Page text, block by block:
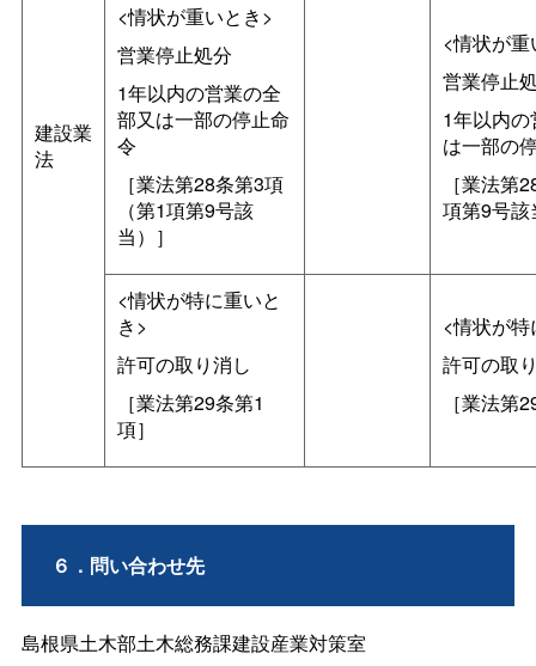
建設業
法
<情状が重いとき>
営業停止処分
1年以内の営業の全
部又は一部の停止命
令
［業法第28条第3項
（第1項第9号該
当）］
<情状が
営業停止
1年以内
は一部の
［業法第
項第9号該
<情状が特に重いと
き>
許可の取り消し
［業法第29条第1
項］
<情状が
許可の取
［業法第
６．問い合わせ先
島根県土木部土木総務課建設産業対策室